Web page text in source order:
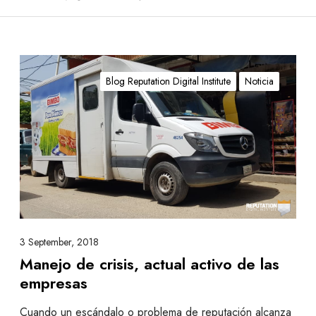
M
a
n
e
j
o
d
e
c
r
s
i
s
Blog Reputation Digital Institute Noticia
3 September, 2018
Manejo de crisis, actual activo de las
empresas
Cuando un escándalo o problema de reputación alcanza